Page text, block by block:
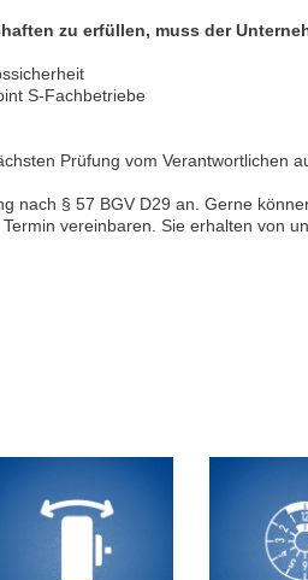
zu erfüllen, muss der
S-Fachbetriebe
Prüfung vom Verantwortlichen
nach § 57 BGV D29 an. Gerne
vereinbaren. Sie erhalten von